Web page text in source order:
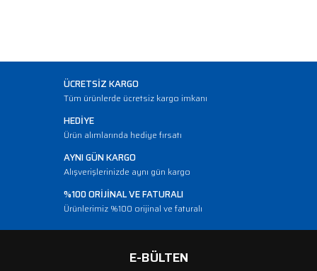
ÜCRETSİZ KARGO
Tüm ürünlerde ücretsiz kargo imkanı
HEDİYE
Ürün alımlarında hediye fırsatı
AYNI GÜN KARGO
Alışverişlerinizde aynı gün kargo
%100 ORİJİNAL VE FATURALI
Ürünlerimiz %100 orijinal ve faturalı
E-BÜLTEN